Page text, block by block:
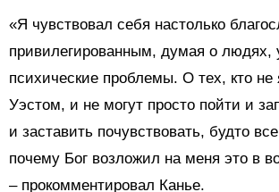
«Я чувствовал себя настолько
привилегированным, думая о людях,
психические проблемы. О тех, кто не
Уэстом, и не могут просто пойти и
и заставить почувствовать, будто
почему Бог возложил на меня это в
– прокомментировал Канье.